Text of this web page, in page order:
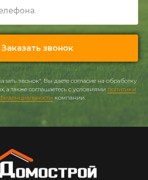
Заказать звонок
звонок", Вы даете согласие на обработку
а также соглашаетесь с условиями политики
компании.